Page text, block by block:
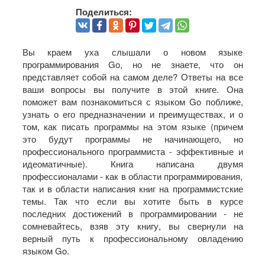
Поделиться:
Вы краем уха слышали о новом языке
программирования Go, но не знаете, что он
представляет собой на самом деле? Ответы на все
ваши вопросы вы получите в этой книге. Она
поможет вам познакомиться с языком Go поближе,
узнать о его предназначении и преимуществах, и о
том, как писать программы на этом языке (причем
это будут программы не начинающего, но
профессионального программиста - эффективные и
идеоматичные). Книга написана двумя
профессионалами - как в области программирования,
так и в области написания книг на программистские
темы. Так что если вы хотите быть в курсе
последних достижений в программировании - не
сомневайтесь, взяв эту книгу, вы свернули на
верный путь к профессиональному овладению
языком Go.